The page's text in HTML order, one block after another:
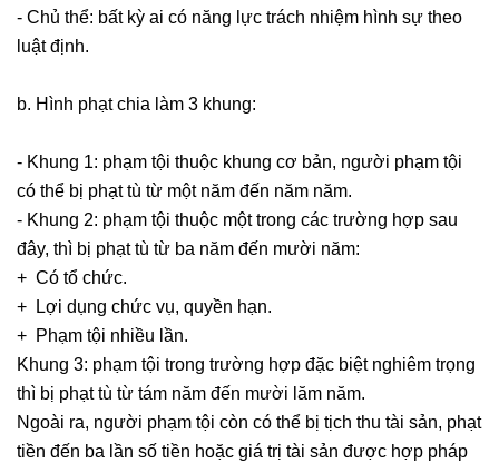
- Chủ thể: bất kỳ ai có năng lực trách nhiệm hình sự theo
luật định.
b. Hình phạt chia làm 3 khung:
- Khung 1: phạm tội thuộc khung cơ bản, người phạm tội
có thể bị phạt tù từ một năm đến năm năm.
- Khung 2: phạm tội thuộc một trong các trường hợp sau
đây, thì bị phạt tù từ ba năm đến mười năm:
+ Có tổ chức.
+ Lợi dụng chức vụ, quyền hạn.
+ Phạm tội nhiều lần.
Khung 3: phạm tội trong trường hợp đặc biệt nghiêm trọng
thì bị phạt tù từ tám năm đến mười lăm năm.
Ngoài ra, người phạm tội còn có thể bị tịch thu tài sản, phạt
tiền đến ba lần số tiền hoặc giá trị tài sản được hợp pháp